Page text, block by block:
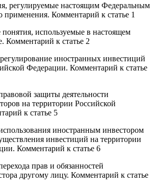
регулируемые настоящим Федеральным
применения. Комментарий к статье 1
используемые в настоящем
Комментарий к статье 2
иностранных инвестиций
Федерации. Комментарий к статье
защиты деятельности
на территории Российской
к статье 5
иностранным инвестором
инвестиций на территории
Комментарий к статье 6
прав и обязанностей
другому лицу. Комментарий к статье